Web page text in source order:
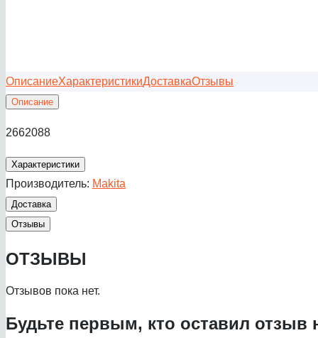
ОписаниеХарактеристикиДоставкаОтзывы
Описание
2662088
Характеристики
Производитель: Makita
Доставка
Отзывы
ОТЗЫВЫ
Отзывов пока нет.
Будьте первым, кто оставил отзыв